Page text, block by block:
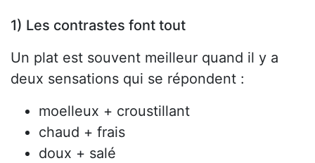
1) Les contrastes font tout
Un plat est souvent meilleur quand il y a
deux sensations qui se répondent :
moelleux + croustillant
chaud + frais
doux + salé